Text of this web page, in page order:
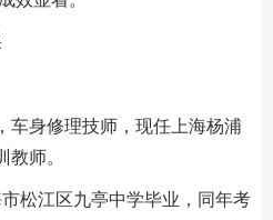
车身修理技师，现任上海杨浦
教师。
松江区九亭中学毕业，同年考